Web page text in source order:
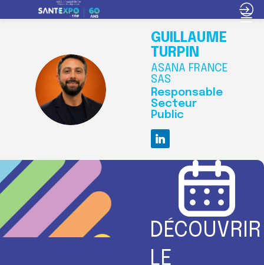
GT
GUILLAUME
TURPIN
ASANA FRANCE
SAS
Responsable
Secteur
Public
DÉCOUVRIR
LE